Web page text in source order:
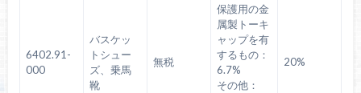
6402.91-
000
バスケッ
トシュー
ズ、乗馬
靴
無税
保護用の金
属製トーキ
ャップを有
するもの：
6.7%
その他：
20%